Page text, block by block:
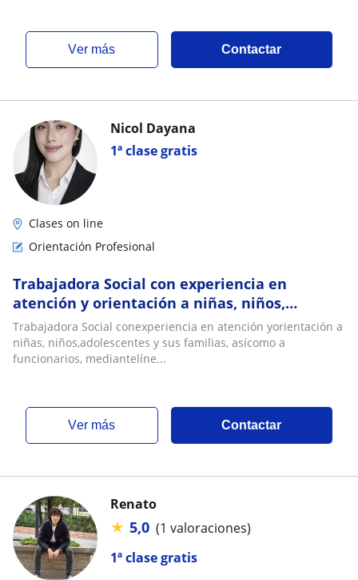
ver más Contactar
1ª clase gratis
Nicol Dayana
Clases on line
Orientación Profesional
Trabajadora Social con experiencia en
atención y orientación a niñas, niños,
adolescentes y sus familias, así como a
funcionarios
Trabajadora Social conexperiencia en atención yorientación a
niñas, niños,adolescentes y sus familias, asícomo a
funcionarios, mediantelíne...
ver más Contactar
1ª clase gratis
Renato
★ 5,0 (1 valoraciones)